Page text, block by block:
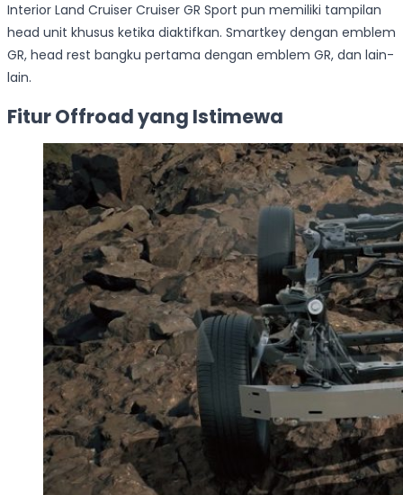
Interior Land Cruiser Cruiser GR Sport pun memiliki tampilan
head unit khusus ketika diaktifkan. Smartkey dengan emblem
GR, head rest bangku pertama dengan emblem GR, dan lain-
lain.
Fitur Offroad yang Istimewa